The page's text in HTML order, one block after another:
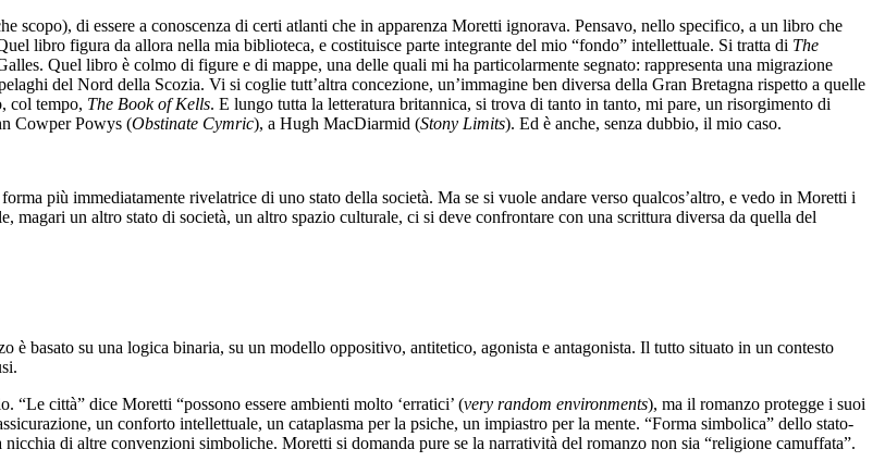
scopo), di essere a conoscenza di certi atlanti che in apparenza Moretti ignorava. Pensavo, nello specifico, a un libro che
libro figura da allora nella mia biblioteca, e costituisce parte integrante del mio “fondo” intellettuale. Si tratta di The
Quel libro è colmo di figure e di mappe, una delle quali mi ha particolarmente segnato: rappresenta una migrazione
del Nord della Scozia. Vi si coglie tutt’altra concezione, un’immagine ben diversa della Gran Bretagna rispetto a quelle
col tempo, The Book of Kells. E lungo tutta la letteratura britannica, si trova di tanto in tanto, mi pare, un risorgimento di
Cowper Powys (Obstinate Cymric), a Hugh MacDiarmid (Stony Limits). Ed è anche, senza dubbio, il mio caso.
più immediatamente rivelatrice di uno stato della società. Ma se si vuole andare verso qualcos’altro, e vedo in Moretti i
magari un altro stato di società, un altro spazio culturale, ci si deve confrontare con una scrittura diversa da quella del
basato su una logica binaria, su un modello oppositivo, antitetico, agonista e antagonista. Il tutto situato in un contesto
“Le città” dice Moretti “possono essere ambienti molto ‘erratici’ (very random environments), ma il romanzo protegge i suoi
un conforto intellettuale, un cataplasma per la psiche, un impiastro per la mente. “Forma simbolica” dello stato-
di altre convenzioni simboliche. Moretti si domanda pure se la narratività del romanzo non sia “religione camuffata”.